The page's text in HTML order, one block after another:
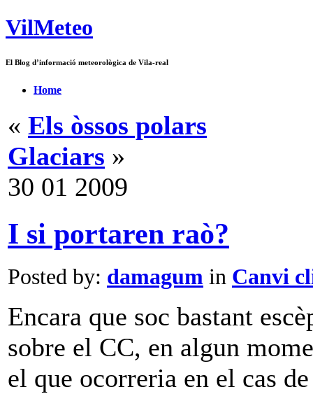
VilMeteo
El Blog d’informació meteorològica de Vila-real
Home
« Els òssos polars
Glaciars »
30 01 2009
I si portaren raò?
Posted by: damagum in Canvi
Encara que soc bastant
sobre el CC, en algun
el que ocorreria en el cas